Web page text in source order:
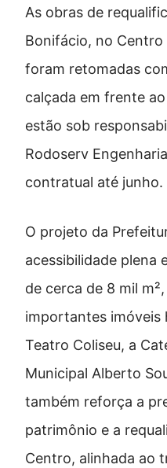
As obras de
Bonifácio, no
foram retomadas
calçada em frente
estão sob
Rodoserv
contratual até junho.
O projeto da
acessibilidade plena
de cerca de 8 mil
importantes imóveis
Teatro Coliseu, a
Municipal Alberto
também reforça a
patrimônio e a
Centro, alinhada ao